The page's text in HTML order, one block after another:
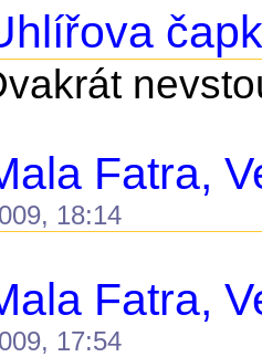
Fatra,
18:14
Fatra,
17:54